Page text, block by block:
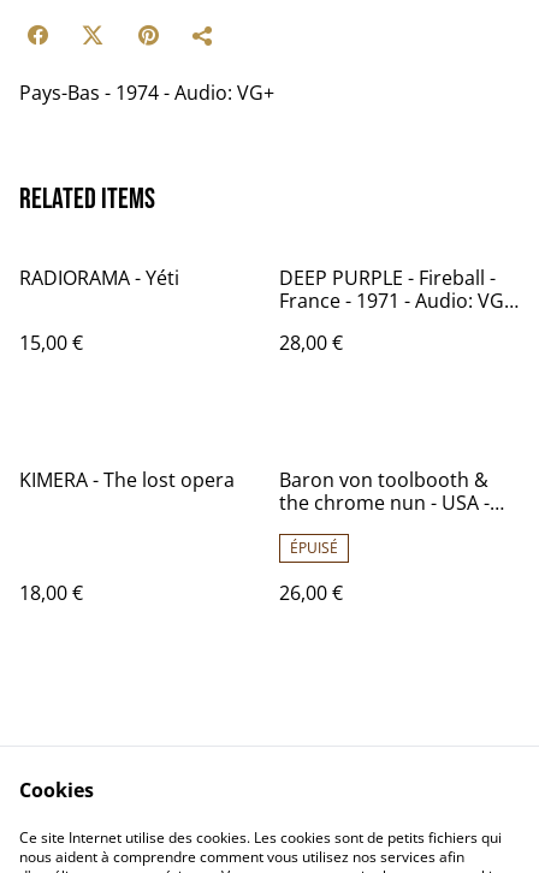
Pays-Bas - 1974 - Audio: VG+
Related items
RADIORAMA - Yéti
15,00 €
DEEP PURPLE - Fireball -
France - 1971 - Audio: VG -
28,00 €
KIMERA - The lost opera
18,00 €
Baron von toolbooth &
the chrome nun - USA -
AYL1 - 3799
ÉPUISÉ
26,00 €
Politique de
confidentialité
Politique de cookies
Cookies
Ce site Internet utilise des cookies. Les cookies sont de petits fichiers qui
nous aident à comprendre comment vous utilisez nos services afin